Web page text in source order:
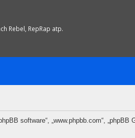
Rebel, RepRap atp.
software“, „www.phpbb.com“,